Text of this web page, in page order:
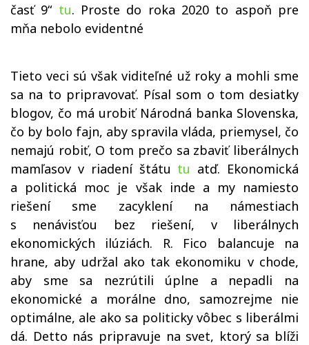
časť 9“ tu. Proste do roka 2020 to aspoň pre
mňa nebolo evidentné
Tieto veci sú však viditeľné už roky a mohli sme
sa na to pripravovať. Písal som o tom desiatky
blogov, čo má urobiť Národná banka Slovenska,
čo by bolo fajn, aby spravila vláda, priemysel, čo
nemajú robiť, O tom prečo sa zbaviť liberálnych
mamľasov v riadení štátu tu atď. Ekonomická
a politická moc je však inde a my namiesto
riešení sme zacyklení na námestiach
s nenávisťou bez riešení, v liberálnych
ekonomických ilúziách. R. Fico balancuje na
hrane, aby udržal ako tak ekonomiku v chode,
aby sme sa nezrútili úplne a nepadli na
ekonomické a morálne dno, samozrejme nie
optimálne, ale ako sa politicky vôbec s liberálmi
dá. Detto nás pripravuje na svet, ktorý sa blíži